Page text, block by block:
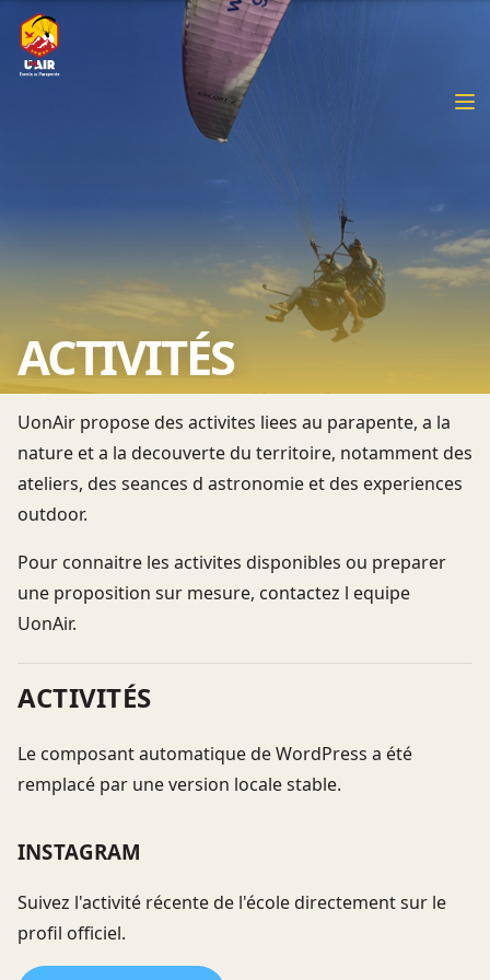
ACTIVITÉS
UonAir propose des activites liees au parapente, a la
nature et a la decouverte du territoire, notamment des
ateliers, des seances d astronomie et des experiences
outdoor.
Pour connaitre les activites disponibles ou preparer
une proposition sur mesure, contactez l equipe
UonAir.
ACTIVITÉS
Le composant automatique de WordPress a été
remplacé par une version locale stable.
INSTAGRAM
Suivez l'activité récente de l'école directement sur le
profil officiel.